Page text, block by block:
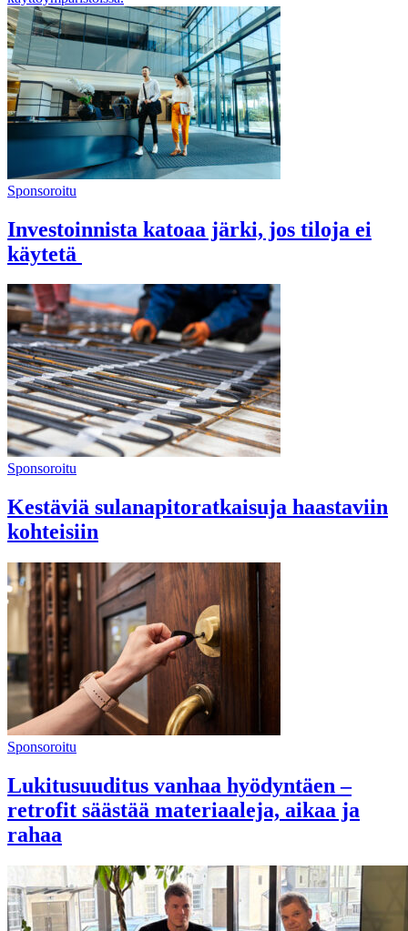
Sponsoroitu
Investoinnista katoaa järki, jos tiloja ei
käytetä
Sponsoroitu
Kestäviä sulanapitoratkaisuja haastaviin
kohteisiin
Sponsoroitu
Lukitusuuditus vanhaa hyödyntäen –
retrofit säästää materiaaleja, aikaa ja
rahaa